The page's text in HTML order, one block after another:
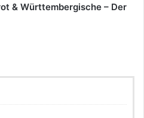
& Württembergische – Der